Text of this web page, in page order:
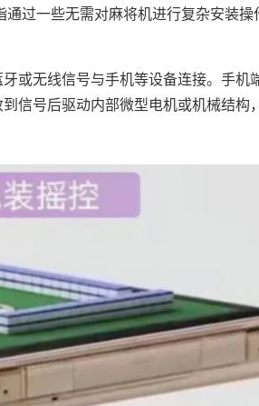
过一些无需对麻将机进行复杂安装操
或无线信号与手机等设备连接。手机
信号后驱动内部微型电机或机械结构